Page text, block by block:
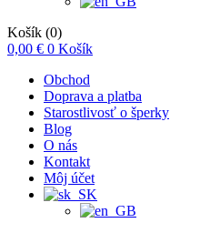
Košík (0)
0,00 € 0 Košík
Obchod
Doprava a platba
Starostlivosť o šperky
Blog
O nás
Kontakt
Môj účet